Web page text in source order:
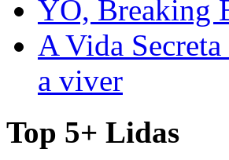
YO, Breaking
A Vida
a viver
Top 5+ Lidas